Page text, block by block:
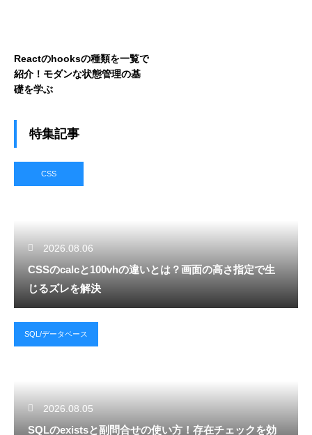
Reactのhooksの種類を一覧で
紹介！モダンな状態管理の基
礎を学ぶ
特集記事
CSS
2026.08.06
CSSのcalcと100vhの違いとは？画面の高さ指定で生
じるズレを解決
SQL/データベース
2026.08.05
SQLのexistsと副問合せの使い方！存在チェックを効